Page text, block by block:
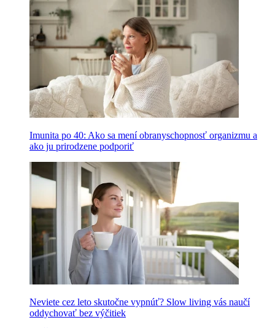
Imunita po 40: Ako sa mení obranyschopnosť organizmu a
ako ju prirodzene podporiť
Neviete cez leto skutočne vypnúť? Slow living vás naučí
oddychovať bez výčitiek